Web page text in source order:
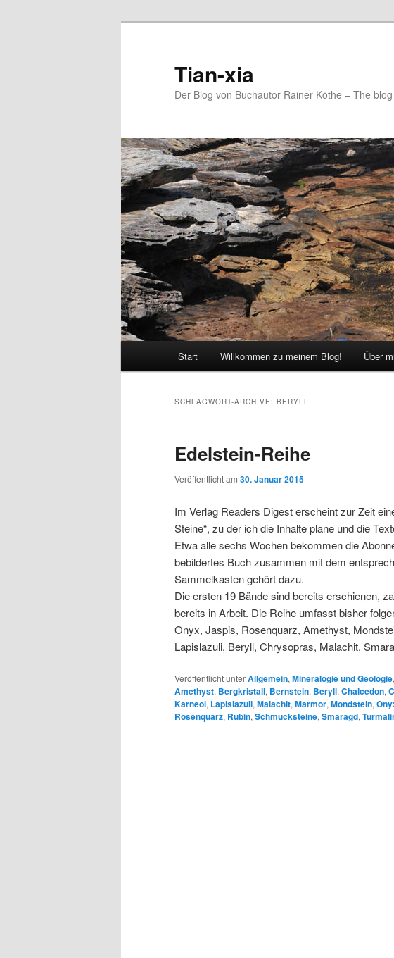
Tian-xia
Der Blog von Buchautor Rainer Köthe – The
Start Willkommen zu meinem Blog! Über
SCHLAGWORT-ARCHIVE: BERYLL
Edelstein-Reihe
Veröffentlicht am 30. Januar 2015
Im Verlag Readers Digest erscheint zur Zeit
Steine“, zu der ich die Inhalte plane und die
Etwa alle sechs Wochen bekommen die
bebildertes Buch zusammen mit dem
Sammelkasten gehört dazu.
Die ersten 19 Bände sind bereits erschienen,
bereits in Arbeit. Die Reihe umfasst bisher
Onyx, Jaspis, Rosenquarz, Amethyst,
Lapislazuli, Beryll, Chrysopras, Malachit,
Veröffentlicht unterAllgemein, Mineralogie und Geologie,
Amethyst, Bergkristall, Bernstein, Beryll, Chalcedon,
Karneol, Lapislazuli, Malachit, Marmor, Mondstein,
Rosenquarz, Rubin, Schmucksteine, Smaragd,